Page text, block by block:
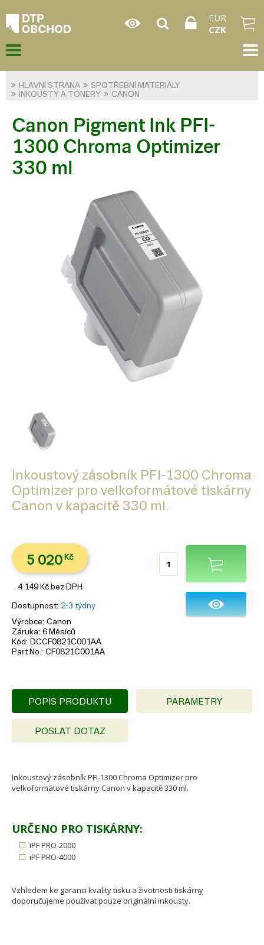
EUR
CZK
HLAVNÍ STRANA
SPOTŘEBNÍ MATERIÁLY
INKOUSTY A TONERY
CANON
Canon Pigment Ink PFI-
1300 Chroma Optimizer
330 ml
Inkoustový zásobník PFI-1300 Chroma
Optimizer pro velkoformátové tiskárny
Canon v kapacitě 330 ml.
5 020 Kč
4 149 Kč bez DPH
Dostupnost 2-3 týdny
Výrobce Canon
Záruka 6 Měsíců
Kód
DCCF0821C001AA
Part No. CF0821C001AA
POPIS PRODUKTU PARAMETRY
POSLAT DOTAZ
Inkoustový zásobník PFI-1300 Chroma Optimizer pro
velkoformátové tiskárny Canon v kapacitě 330 ml.
URČENO PRO TISKÁRNY:
iPF PRO-2000
iPF PRO-4000
Vzhledem ke garanci kvality tisku a životnosti tiskárny
doporučujeme používat pouze originální inkousty.